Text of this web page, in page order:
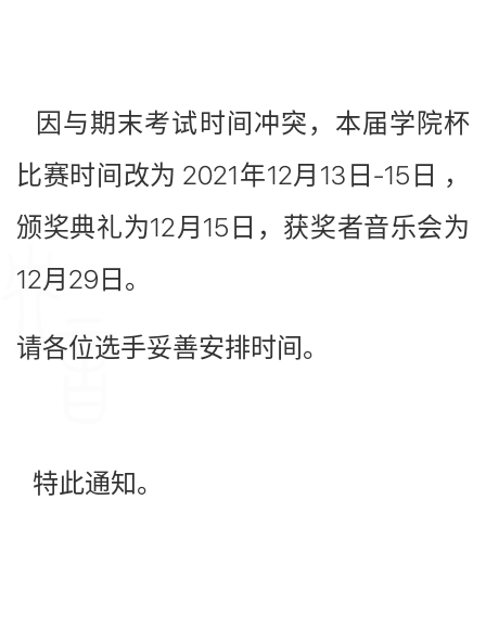
因与期末考试时间冲突，本届学院杯
比赛时间改为 2021年12月13日-15日 ，
颁奖典礼为12月15日，获奖者音乐会为
12月29日。
请各位选手妥善安排时间。
特此通知。